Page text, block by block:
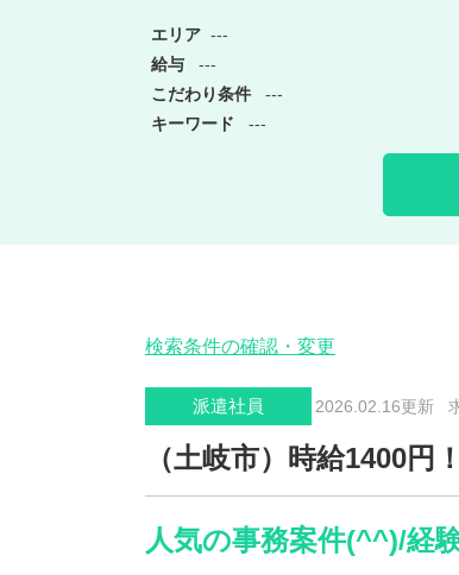
エリア ---
給与
---
こだわり条件
---
キーワード
---
検索条件の確認・変更
派遣社員 2026.02.16更新
（土岐市）時給1400円
人気の事務案件(^^)/経